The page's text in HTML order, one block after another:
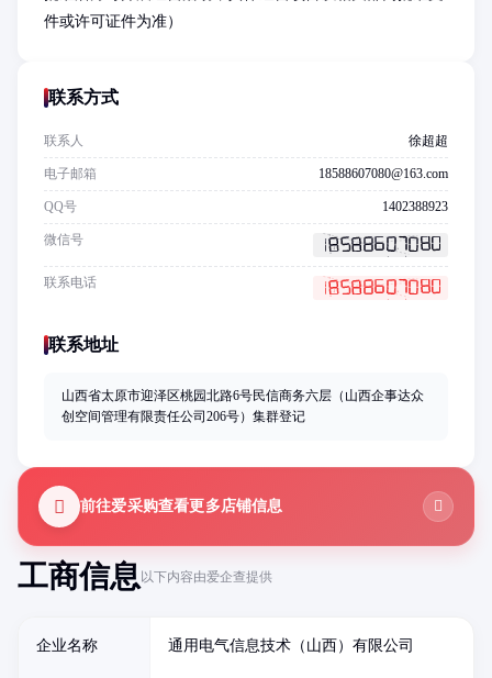
工商信息以下内容由爱企查提供
企业名称 通用电气信息技术（山西）有限公司
件或许可证件为准）
联系方式
联系人 徐超超
电子邮箱 18588607080@163.com
QQ号 1402388923
微信号
联系电话
联系地址
山西省太原市迎泽区桃园北路6号民信商务六层（山西企事达众
创空间管理有限责任公司206号）集群登记
前往爱采购查看更多店铺信息